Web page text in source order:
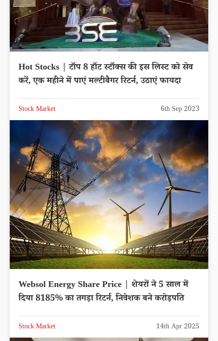
Hot Stocks | टॉप 8 हॉट स्टॉक्स की इस लिस्ट को सेव
करें, एक महीने में पाएं मल्टीबैगर रिटर्न, उठाएं फायदा
Stock Market 6th Sep 2023
Websol Energy Share Price | शेयरों ने 5 साल में
दिया 8185% का तगड़ा रिटर्न, निवेशक बने करोड़पति
Stock Market 14th Apr 2025